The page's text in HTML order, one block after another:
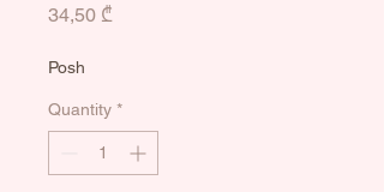
34,50 ₾
Posh
Quantity *